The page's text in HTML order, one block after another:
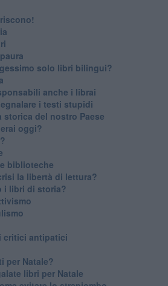
solo libri bilingui?
anche i librai
i testi stupidi
storica del nostro Paese
oggi?
biblioteche
la libertà di lettura?
i libri di storia?
critici antipatici
per Natale?
libri per Natale